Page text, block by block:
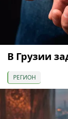
В Грузии
РЕГИОН